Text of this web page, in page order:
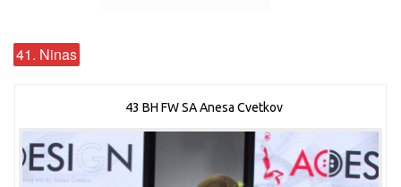
41. Ninas
43 BH FW SA Anesa Cvetkov